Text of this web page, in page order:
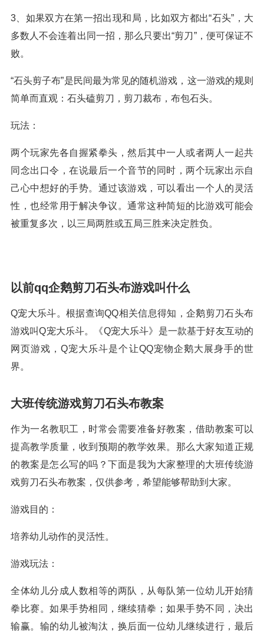
3、如果双方在第一招出现和局，比如双方都出“石头”，大
多数人不会连着出同一招，那么只要出“剪刀”，便可保证不
败。
“石头剪子布”是民间最为常见的随机游戏，这一游戏的规则
简单而直观：石头磕剪刀，剪刀裁布，布包石头。
玩法：
两个玩家先各自握紧拳头，然后其中一人或者两人一起共
同念出口令，在说最后一个音节的同时，两个玩家出示自
己心中想好的手势。通过该游戏，可以看出一个人的灵活
性，也经常用于解决争议。通常这种简短的比游戏可能会
被重复多次，以三局两胜或五局三胜来决定胜负。
以前qq企鹅剪刀石头布游戏叫什么
Q宠大乐斗。根据查询QQ相关信息得知，企鹅剪刀石头布
游戏叫Q宠大乐斗。《Q宠大乐斗》是一款基于好友互动的
网页游戏，Q宠大乐斗是个让QQ宠物企鹅大展身手的世
界。
大班传统游戏剪刀石头布教案
作为一名教职工，时常会需要准备好教案，借助教案可以
提高教学质量，收到预期的教学效果。那么大家知道正规
的教案是怎么写的吗？下面是我为大家整理的大班传统游
戏剪刀石头布教案，仅供参考，希望能够帮助到大家。
游戏目的：
培养幼儿动作的灵活性。
游戏玩法：
全体幼儿分成人数相等的两队，从每队第一位幼儿开始猜
拳比赛。如果手势相同，继续猜拳；如果手势不同，决出
输赢。输的幼儿被淘汰，换后面一位幼儿继续进行，最后